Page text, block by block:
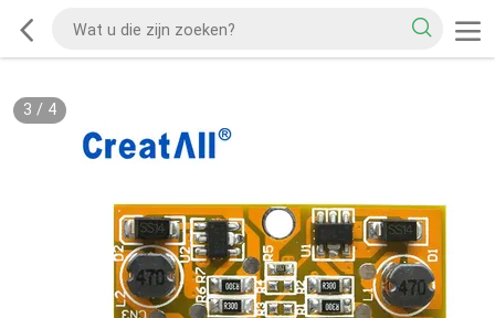
3 / 4